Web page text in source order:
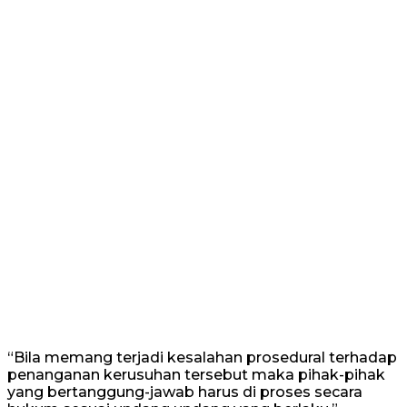
“Bila memang terjadi kesalahan prosedural terhadap
penanganan kerusuhan tersebut maka pihak-pihak
yang bertanggung-jawab harus di proses secara